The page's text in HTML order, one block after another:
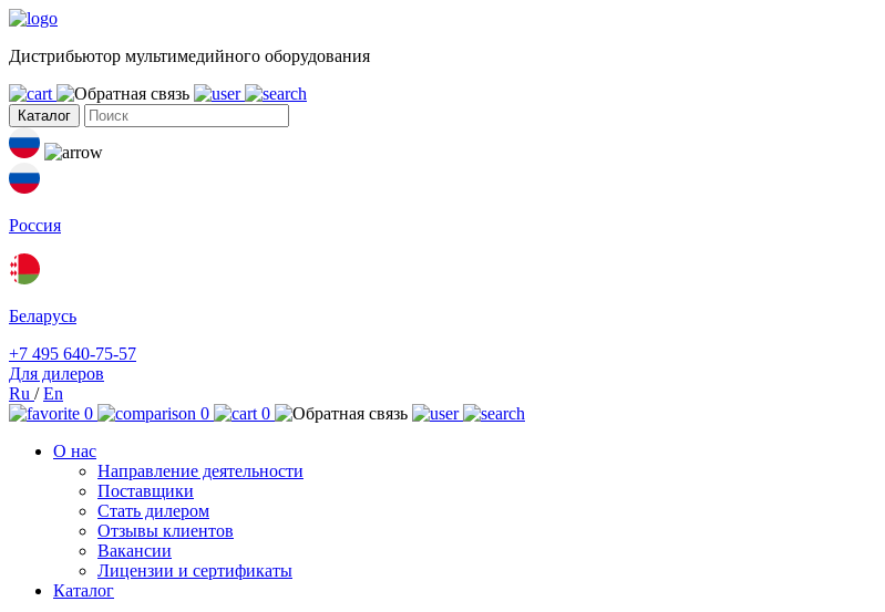
Дистрибьютор мультимедийного оборудования
Каталог
Россия
Беларусь
+7 495 640-75-57
Для дилеров
Ru /En
0
0
0
О нас
Направление деятельности
Поставщики
Стать дилером
Отзывы клиентов
Вакансии
Лицензии и сертификаты
Каталог